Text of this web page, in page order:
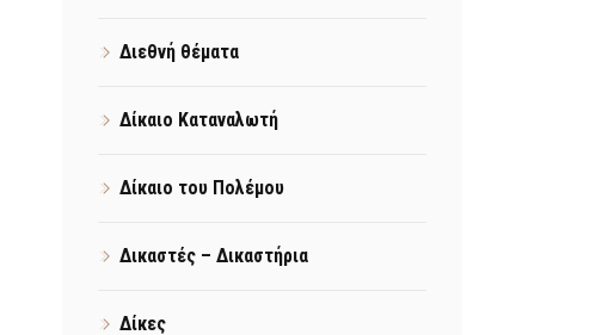
Διεθνή θέματα
Δίκαιο Καταναλωτή
Δίκαιο του Πολέμου
Δικαστές – Δικαστήρια
Δίκες